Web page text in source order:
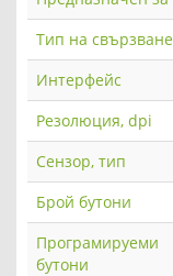
Тип на свързване
Интерфейс
Резолюция, dpi
Сензор, тип
Брой бутони
Програмируеми
бутони